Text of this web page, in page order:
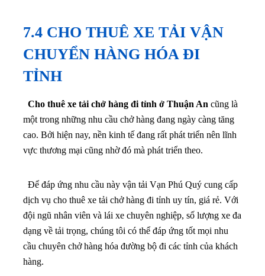
7.4 CHO THUÊ XE TẢI VẬN
CHUYỂN HÀNG HÓA ĐI
TỈNH
Cho thuê xe tải chở hàng đi tỉnh ở Thuận An cũng là
một trong những nhu cầu chở hàng đang ngày càng tăng
cao. Bởi hiện nay, nền kinh tế đang rất phát triển nên lĩnh
vực thương mại cũng nhờ đó mà phát triển theo.
Để đáp ứng nhu cầu này vận tải Vạn Phú Quý cung cấp
dịch vụ cho thuê xe tải chở hàng đi tỉnh uy tín, giá rẻ. Với
đội ngũ nhân viên và lái xe chuyên nghiệp, số lượng xe đa
dạng về tải trọng, chúng tôi có thể đáp ứng tốt mọi nhu
cầu chuyên chở hàng hóa đường bộ đi các tỉnh của khách
hàng.